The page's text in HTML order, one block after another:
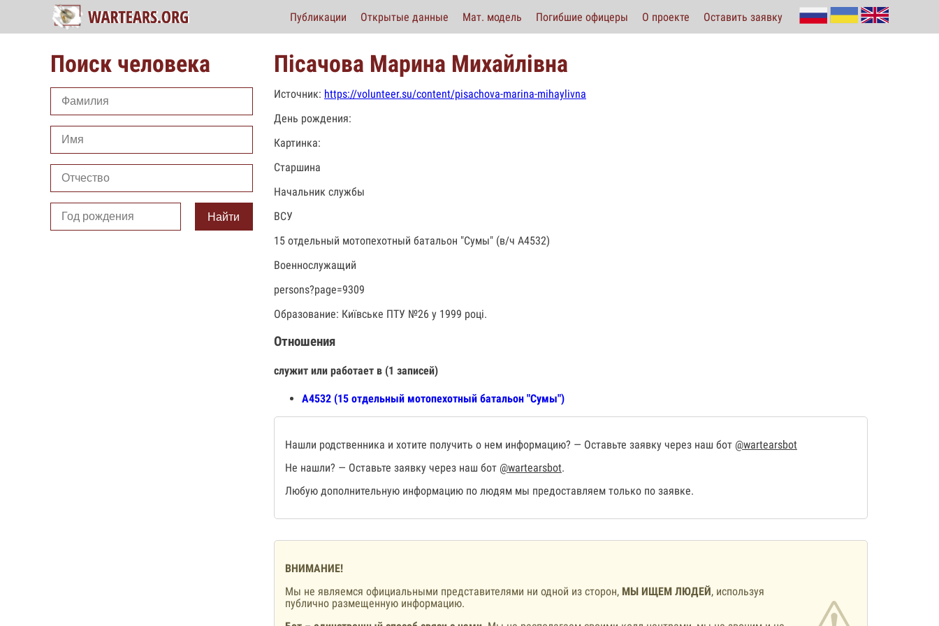
Публикации Открытые данные Мат. модель Погибшие офицеры О проекте Оставить заявку
Поиск человека
Найти
Пісачова Марина Михайлівна
Источник: https://volunteer.su/content/pisachova-marina-mihaylivna
День рождения:
Картинка:
Старшина
Начальник службы
ВСУ
15 отдельный мотопехотный батальон "Сумы" (в/ч А4532)
Военнослужащий
persons?page=9309
Образование: Київське ПТУ №26 у 1999 році.
Отношения
служит или работает в (1 записей)
А4532 (15 отдельный мотопехотный батальон "Сумы")
Нашли родственника и хотите получить о нем информацию? — Оставьте заявку через наш бот @wartearsbot
Не нашли? — Оставьте заявку через наш бот @wartearsbot.
Любую дополнительную информацию по людям мы предоставляем только по заявке.
ВНИМАНИЕ!
Мы не являемся официальными представителями ни одной из сторон, МЫ ИЩЕМ ЛЮДЕЙ, используя
публично размещенную информацию.